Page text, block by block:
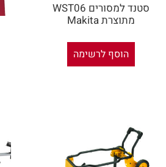
סטנד למסורים WST06
מתוצרת Makita
הוסף לרשימה